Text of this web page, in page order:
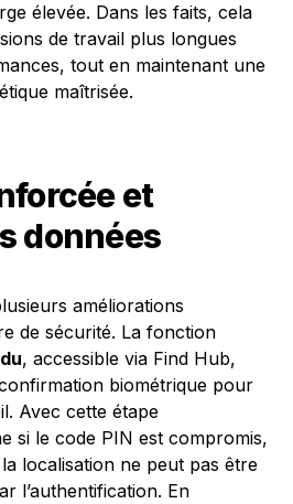
élevée. Dans les faits, cela
de travail plus longues
tout en maintenant une
maîtrisée.
et
données
améliorations
de sécurité. La fonction
, accessible via Find Hub,
biométrique pour
Avec cette étape
si le code PIN est compromis,
localisation ne peut pas être
l’authentification. En